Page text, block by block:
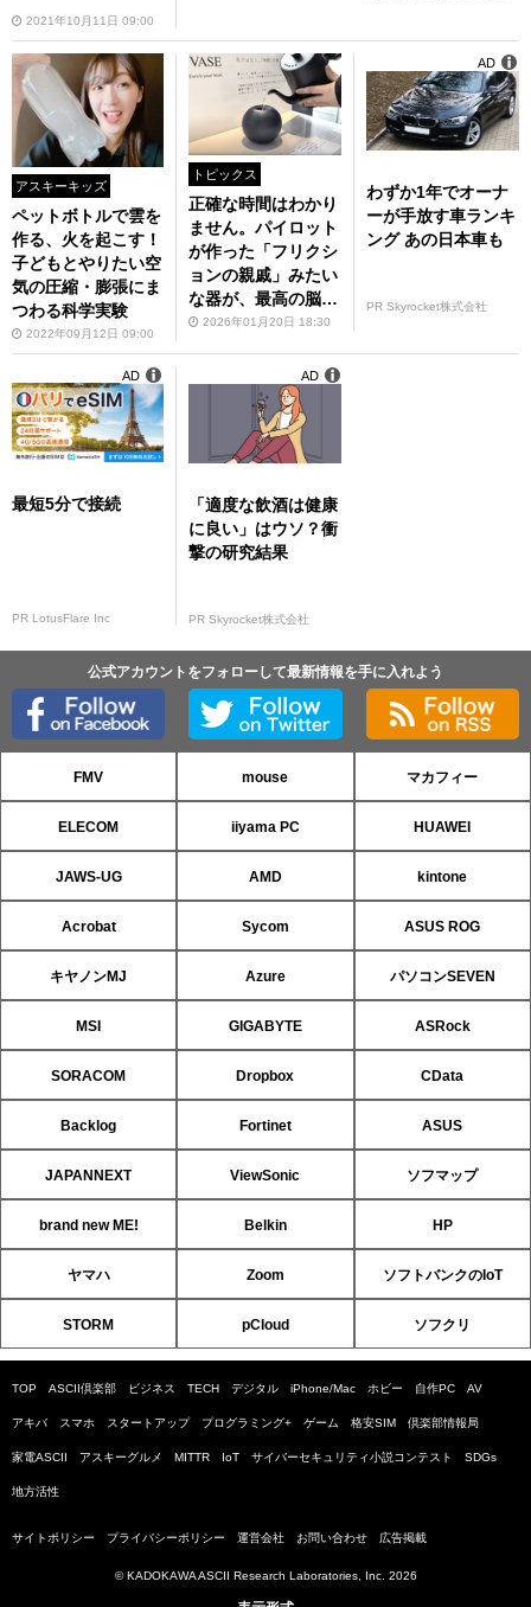
2021年10月11日 09:00
アスキーキッズ
ペットボトルで雲を
作る、火を起こす！
子どもとやりたい空
気の圧縮・膨張にま
つわる科学実験
2022年09月12日 09:00
トピックス
正確な時間はわかり
ません。パイロット
が作った「フリクシ
ョンの親戚」みたい
な器が、最高の脳休
め枠だった
2026年01月20日 18:30
わずか1年でオーナ
ーが手放す車ランキ
ング あの日本車も
PR Skyrocket株式会社
AD
最短5分で接続
PR LotusFlare Inc
AD
「適度な飲酒は健康
に良い」はウソ？衝
撃の研究結果
PR Skyrocket株式会社
AD
公式アカウントをフォローして最新情報を手に入れよう
FMV mouse マカフィー
ELECOM iiyama PC HUAWEI
JAWS-UG AMD kintone
Acrobat Sycom ASUS ROG
キヤノンMJ Azure パソコンSEVEN
MSI GIGABYTE ASRock
SORACOM Dropbox CData
Backlog Fortinet ASUS
JAPANNEXT ViewSonic ソフマップ
brand new ME! Belkin HP
ヤマハ Zoom ソフトバンクのIoT
STORM pCloud ソフクリ
TOP ASCII倶楽部 ビジネス TECH デジタル iPhone/Mac ホビー 自作PC AV
アキバ スマホ スタートアップ プログラミング+ ゲーム 格安SIM 倶楽部情報局
家電ASCII アスキーグルメ MITTR IoT サイバーセキュリティ小説コンテスト SDGs
地方活性
サイトポリシー プライバシーポリシー 運営会社 お問い合わせ 広告掲載
© KADOKAWA ASCII Research Laboratories, Inc. 2026